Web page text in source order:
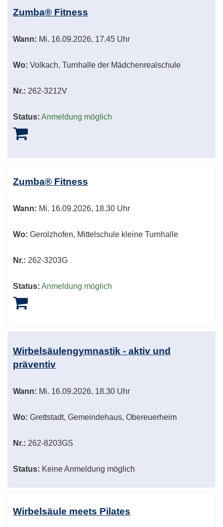
Zumba® Fitness
Wann: Mi. 16.09.2026, 17.45 Uhr
Wo: Volkach, Turnhalle der Mädchenrealschule
Nr.: 262-3212V
Status: Anmeldung möglich
Zumba® Fitness
Wann: Mi. 16.09.2026, 18.30 Uhr
Wo: Gerolzhofen, Mittelschule kleine Turnhalle
Nr.: 262-3203G
Status: Anmeldung möglich
Wirbelsäulengymnastik - aktiv und
präventiv
Wann: Mi. 16.09.2026, 18.30 Uhr
Wo: Grettstadt, Gemeindehaus, Obereuerheim
Nr.: 262-8203GS
Status: Keine Anmeldung möglich
Wirbelsäule meets Pilates